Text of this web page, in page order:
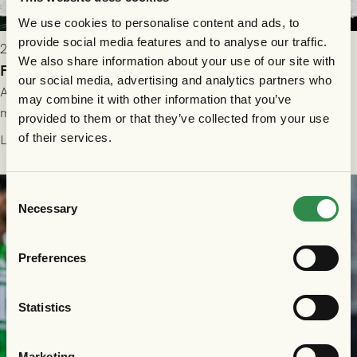
We use cookies to personalise content and ads, to
provide social media features and to analyse our traffic.
We also share information about your use of our site with
our social media, advertising and analytics partners who
may combine it with other information that you’ve
provided to them or that they’ve collected from your use
of their services.
Consent
Selection
Necessary
Preferences
Statistics
2026-07-28 17:36
FC Nordsjælland borta: Biljettuthämtning
All information om hur du byter ditt värdebevis mot
matchbiljett på plats i Danmark, samt vad som gäller för dig
som står på reservlista eller fått förhinder.
Läs mer